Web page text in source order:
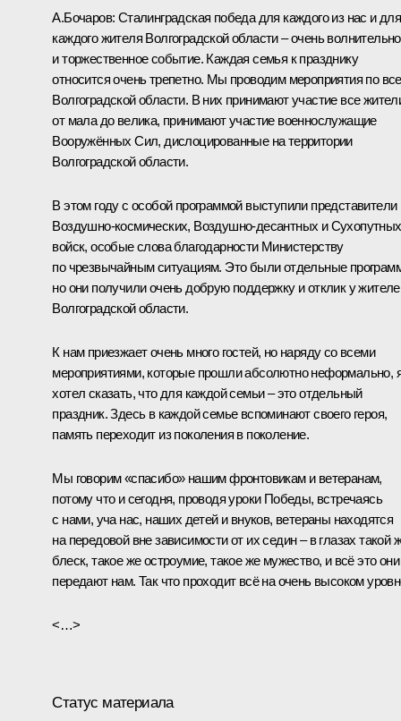
А.Бочаров: Сталинградская победа для каждого из нас и для
каждого жителя Волгоградской области – очень
и торжественное событие. Каждая семья к празднику
относится очень трепетно. Мы проводим мероприятия по
Волгоградской области. В них принимают участие все
от мала до велика, принимают участие военнослужащие
Вооружённых Сил, дислоцированные на территории
Волгоградской области.
В этом году с особой программой выступили представители
Воздушно-космических, Воздушно-десантных и Сухопутных
войск, особые слова благодарности Министерству
по чрезвычайным ситуациям. Это были отдельные
но они получили очень добрую поддержку и отклик у
Волгоградской области.
К нам приезжает очень много гостей, но наряду со всеми
мероприятиями, которые прошли абсолютно неформально,
хотел сказать, что для каждой семьи – это отдельный
праздник. Здесь в каждой семье вспоминают своего героя,
память переходит из поколения в поколение.
Мы говорим «спасибо» нашим фронтовикам и ветеранам,
потому что и сегодня, проводя уроки Победы, встречаясь
с нами, уча нас, наших детей и внуков, ветераны находятся
на передовой вне зависимости от их седин – в глазах такой
блеск, такое же остроумие, такое же мужество, и всё это они
передают нам. Так что проходит всё на очень высоком
<…>
Статус материала